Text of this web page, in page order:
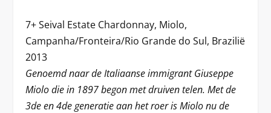
7+ Seival Estate Chardonnay, Miolo,
Campanha/Fronteira/Rio Grande do Sul, Brazilië
2013
Genoemd naar de Italiaanse immigrant Giuseppe
Miolo die in 1897 begon met druiven telen. Met de
3de en 4de generatie aan het roer is Miolo nu de